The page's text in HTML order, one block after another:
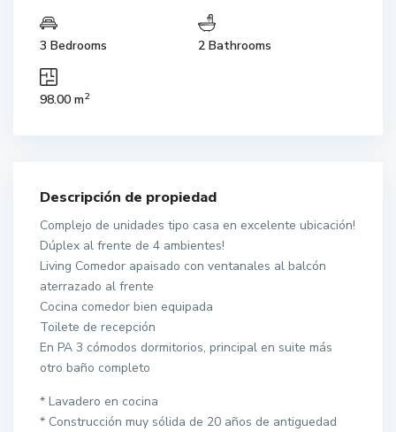
3 Bedrooms 2 Bathrooms
98.00 m2
Descripción de propiedad
Complejo de unidades tipo casa en excelente ubicación!
Dúplex al frente de 4 ambientes!
Living Comedor apaisado con ventanales al balcón
aterrazado al frente
Cocina comedor bien equipada
Toilete de recepción
En PA 3 cómodos dormitorios, principal en suite más
otro baño completo
* Lavadero en cocina
* Construcción muy sólida de 20 años de antiguedad